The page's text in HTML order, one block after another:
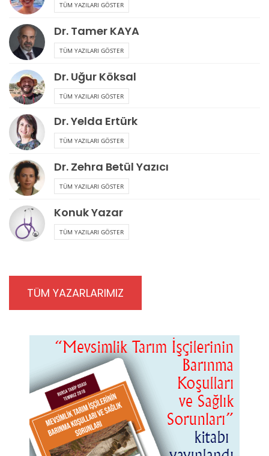
TÜM YAZILARI GÖSTER
Dr. Tamer KAYA
TÜM YAZILARI GÖSTER
Dr. Uğur Köksal
TÜM YAZILARI GÖSTER
Dr. Yelda Ertürk
TÜM YAZILARI GÖSTER
Dr. Zehra Betül Yazıcı
TÜM YAZILARI GÖSTER
Konuk Yazar
TÜM YAZILARI GÖSTER
TÜM YAZARLARIMIZ